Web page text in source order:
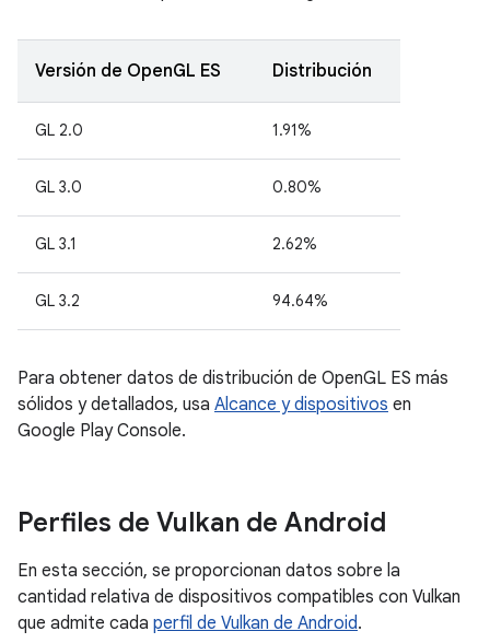
Versión de OpenGL ES Distribución
GL 2.0 1.91%
GL 3.0 0.80%
GL 3.1 2.62%
GL 3.2 94.64%
Para obtener datos de distribución de OpenGL ES más
sólidos y detallados, usa Alcance y dispositivos en
Google Play Console.
Perfiles de Vulkan de Android
En esta sección, se proporcionan datos sobre la
cantidad relativa de dispositivos compatibles con Vulkan
que admite cada perfil de Vulkan de Android.